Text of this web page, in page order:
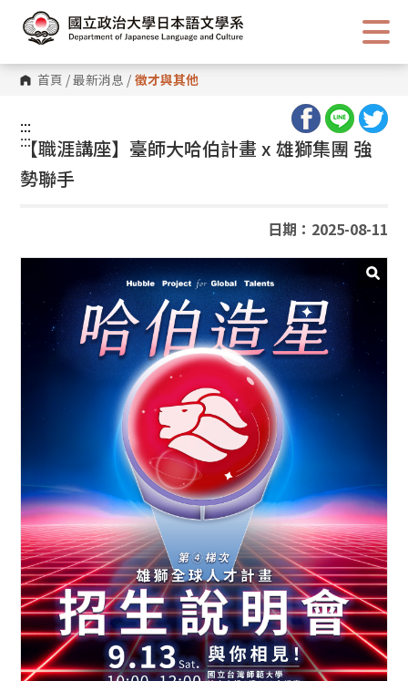
內
容 首頁 /最新消息 / 徵才與其他
:::
:::
【職涯講座】臺師大哈伯計畫x雄獅集團 強
勢聯手
日期：2025-08-11